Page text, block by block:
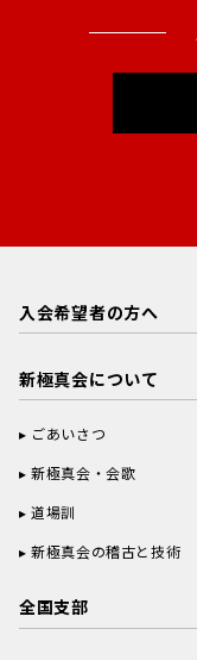
入会希望者の方へ
新極真会について
ごあいさつ
新極真会・会歌
道場訓
新極真会の稽古と技術
全国支部